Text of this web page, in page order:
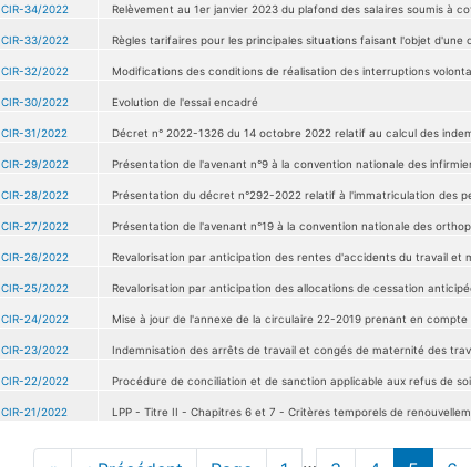
CIR-34/2022 Relèvement au 1er janvier 2023 du plafond des salaires soumis à
CIR-33/2022 Règles tarifaires pour les principales situations faisant l'objet
CIR-32/2022 Modifications des conditions de réalisation des interruptions
CIR-30/2022 Evolution de l'essai encadré
CIR-31/2022 Décret n° 2022-1326 du 14 octobre 2022 relatif au calcul des
CIR-29/2022 Présentation de l'avenant n°9 à la convention nationale des
CIR-28/2022 Présentation du décret n°292-2022 relatif à l'immatriculation des
CIR-27/2022 Présentation de l'avenant n°19 à la convention nationale des
CIR-26/2022 Revalorisation par anticipation des rentes d'accidents du travail et
CIR-25/2022 Revalorisation par anticipation des allocations de cessation
CIR-24/2022 Mise à jour de l'annexe de la circulaire 22-2019 prenant en compte
CIR-23/2022 Indemnisation des arrêts de travail et congés de maternité des
CIR-22/2022 Procédure de conciliation et de sanction applicable aux refus de
CIR-21/2022 LPP - Titre II - Chapitres 6 et 7 - Critères temporels de
…